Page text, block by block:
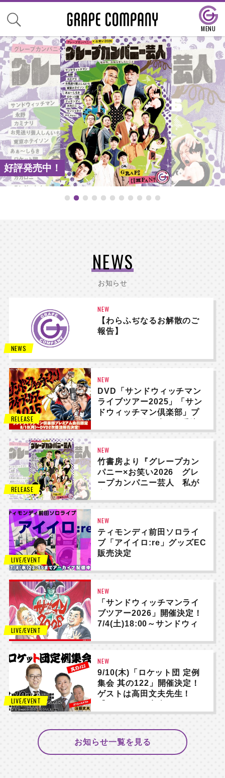
好評発売中！
NEWS
お知らせ
NEWS
NEW
【わらふぢなるお解散のご
報告】
NEWS
RELEASE
NEW
DVD「サンドウィッチマン
ライブツアー2025」「サン
ドウィッチマン倶楽部」プ
販売決定！
NEWS
RELEASE
NEW
竹書房より『グレープカン
パニー×お笑い2026 グレ
ープカンパニー芸人 私が
発売中！
NEWS
LIVE/EVENT
NEW
ティモンディ前田ソロライ
ブ「アイイロ:re」グッズEC
販売決定
NEWS
LIVE/EVENT
NEW
「サンドウィッチマンライ
ブツアー2026」開催決定！
7/4(土)18:00～サンドウィ
会員新規会員先行開始！
NEWS
LIVE/EVENT
NEW
9/10(木)「ロケット団 定例
集会 其の122」開催決定！
ゲストは高田文夫先生！
た】
お知らせ一覧を見る